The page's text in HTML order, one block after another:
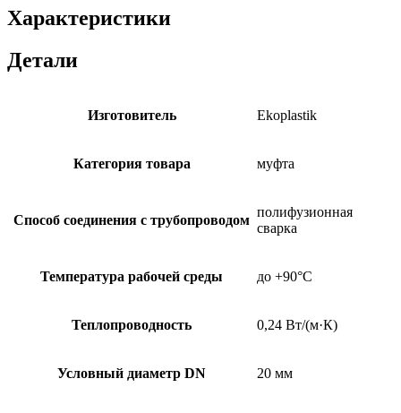
Характеристики
Детали
Изготовитель Ekoplastik
Категория товара муфта
Способ соединения с трубопроводом
полифузионная
сварка
Температура рабочей среды до +90°C
Теплопроводность 0,24 Вт/(м·К)
Условный диаметр DN 20 мм